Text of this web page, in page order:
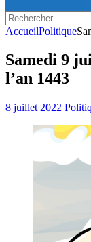
Rechercher :
AccueilPolitique
Samedi 9
l’an 1443
8 juillet 2022